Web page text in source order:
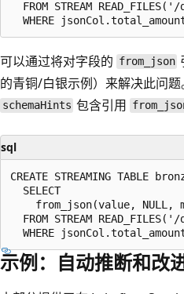
FROM STREAM
可以通过将对字段的 from_json
的青铜/白银示例）来解决此问
schemaHints 包含引用
sql
CREATE STREAMING TABLE
  SELECT
from_json(value, NULL,
FROM STREAM
示例：自动推断和改